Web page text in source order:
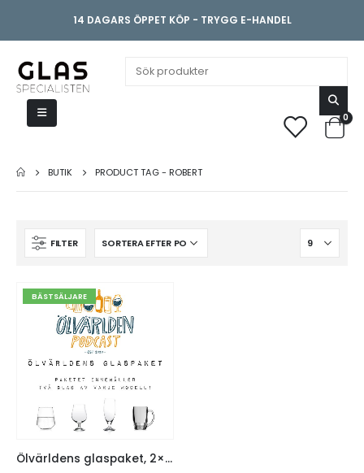
14 DAGARS ÖPPET KÖP - TRYGG E-HANDEL
0
BUTIK PRODUCT TAG -ROBERT
FILTER
BÄSTSÄLJARE
Ölvärldens glaspaket, 2×4 ölglas